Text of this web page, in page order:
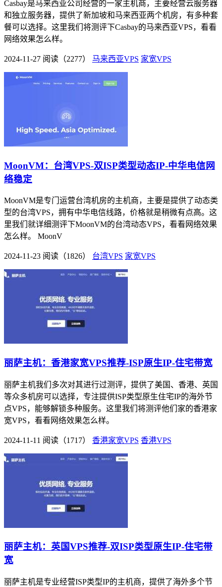
Casbay是马来西亚公司经营的一家主机商，主要经营云服务器
和独立服务器，提供了新加坡和马来西亚两个机房，有多种套
餐可以选择。这里我们将测评下Casbay的马来西亚VPS，看看
网络效果怎么样。
2024-11-27 阅读（2277） 马来西亚VPS 家宽VPS
MoonVM：台湾VPS-双ISP类型动态IP-中华电信网
络稳定
MoonVM是专门运营台湾机房的主机商，主要是提供了动态类
型的台湾VPS，拥有中华电信线路，价格就是稍微有点高。这
里我们就详细测评下MoonVM的台湾动态VPS，看看网络效果
怎么样。 MoonV
2024-11-23 阅读（1826） 台湾VPS 家宽VPS
丽萨主机：香港家宽VPS推荐-ISP原生IP-住宅带宽
丽萨主机我们多次对其进行过测评，提供了美国、香港、英国
等众多机房可以选择，专注提供ISP类型原生住宅IP的海外节
点VPS，能够解锁多种服务。这里我们将测评他们家的香港家
宽VPS，看看网络效果怎么样。
2024-11-11 阅读（1717） 香港家宽VPS 香港VPS
丽萨主机：英国VPS推荐-双ISP类型原生IP-住宅带
宽
丽萨主机是专业经营ISP类型IP的主机商，提供了海外多个节